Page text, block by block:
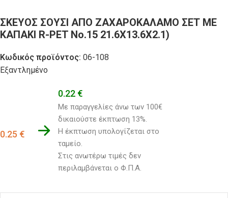
ΣΚΕΥΟΣ ΣΟΥΣΙ ΑΠΟ ΖΑΧΑΡΟΚΑΛΑΜΟ ΣΕΤ ΜΕ
ΚΑΠΑΚΙ R-PET Νο.15 21.6X13.6X2.1)
Κωδικός προϊόντος: 06-108
Εξαντλημένο
0.25 €
0.22 €
Με παραγγελίες άνω των 100€
δικαιούστε έκπτωση 13%.
Η έκπτωση υπολογίζεται στο
ταμείο.
Στις ανωτέρω τιμές δεν
περιλαμβάνεται ο Φ.Π.Α.